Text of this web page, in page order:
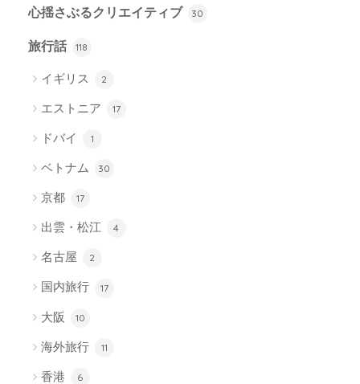
心揺さぶるクリエイティブ 30
旅行話 118
イギリス 2
エストニア 17
ドバイ 1
ベトナム 30
京都 17
出雲・松江 4
名古屋 2
国内旅行 17
大阪 10
海外旅行 11
香港 6